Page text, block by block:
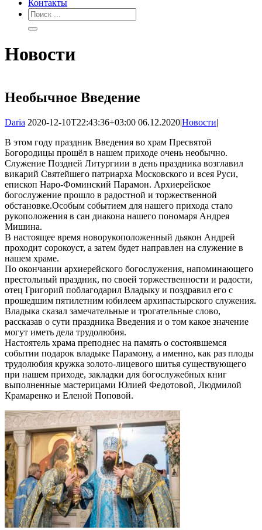
Контакты
Новости
Необычное Введение
Daria 2020-12-10T22:43:36+03:00 06.12.2020|Новости|
В этом году праздник Введения во храм Пресвятой
Богородицы прошёл в нашем приходе очень необычно.
Служение Поздней Литургиии в день праздника возглавил
викарий Святейшего патриарха Московского и всея Руси,
епископ Наро-Фоминский Парамон. Архиерейское
богослужение прошло в радостной и торжественной
обстановке.Особым событием для нашего прихода стало
рукоположения в сан диакона нашего пономаря Андрея
Мишина.
В настоящее время новорукоположенный дьякон Андрей
проходит сорокоуст, а затем будет направлен на служение в
нашем храме.
По окончании архиерейского богослужения, напоминающего
престольный праздник, по своей торжественности и радости,
отец Григорий поблагодарил Владыку и поздравил его с
прошедшим пятилетним юбилеем архипастырского служения.
Владыка сказал замечательные и трогательные слово,
рассказав о сути праздника Введения и о том какое значение
могут иметь дела трудолюбия.
Настоятель храма преподнес на память о состоявшемся
событии подарок владыке Парамону, а именно, как раз плоды
трудолюбия кружка золото-лицевого шитья существующего
при нашем приходе, закладки для богослужебных книг
выполненные мастерицами Юлией Федотовой, Людмилой
Крамаренко и Еленой Поповой.